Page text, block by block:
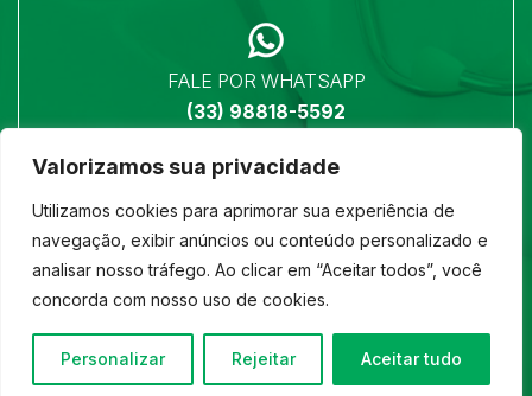
Valorizamos sua privacidade
Utilizamos cookies para aprimorar sua experiência de
navegação, exibir anúncios ou conteúdo personalizado e
analisar nosso tráfego. Ao clicar em “Aceitar todos”, você
concorda com nosso uso de cookies.
Personalizar Rejeitar Aceitar tudo
FALE POR WHATSAPP
(33) 98818-5592
LOCALIZAÇÃO